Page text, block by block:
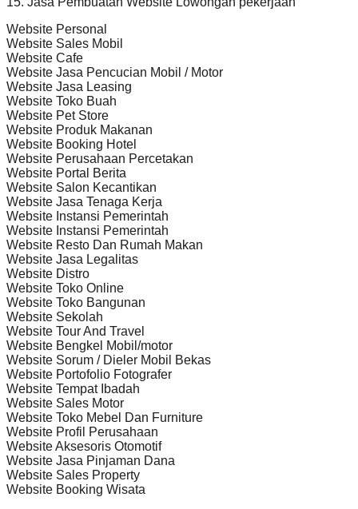
Website Personal
Website Sales Mobil
Website Cafe
Website Jasa Pencucian Mobil / Motor
Website Jasa Leasing
Website Toko Buah
Website Pet Store
Website Produk Makanan
Website Booking Hotel
Website Perusahaan Percetakan
Website Portal Berita
Website Salon Kecantikan
Website Jasa Tenaga Kerja
Website Instansi Pemerintah
Website Instansi Pemerintah
Website Resto Dan Rumah Makan
Website Jasa Legalitas
Website Distro
Website Toko Online
Website Toko Bangunan
Website Sekolah
Website Tour And Travel
Website Bengkel Mobil/motor
Website Sorum / Dieler Mobil Bekas
Website Portofolio Fotografer
Website Tempat Ibadah
Website Sales Motor
Website Toko Mebel Dan Furniture
Website Profil Perusahaan
Website Aksesoris Otomotif
Website Jasa Pinjaman Dana
Website Sales Property
Website Booking Wisata